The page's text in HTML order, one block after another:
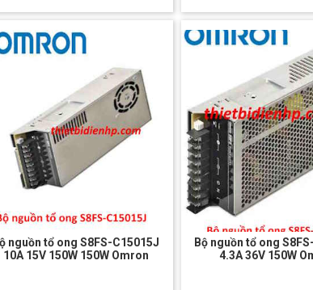
nguồn tổ ong S8FS-C15015J
10A 15V 150W 150W Omron
Bộ nguồn tổ ong
4.3A 36V 150W